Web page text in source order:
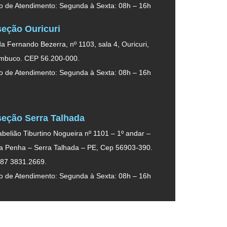
de Atendimento: Segunda à Sexta: 08h – 16h
Ouricuri
Fernando Bezerra, nº 1103, sala 4, Ouricuri,
CEP 56.200-000.
de Atendimento: Segunda à Sexta: 08h – 16h
Serra Talhada
Tiburtino Nogueira nº 1101 – 1º andar –
Penha – Serra Talhada – PE, Cep 56903-390.
3831.2669.
de Atendimento: Segunda à Sexta: 08h – 16h